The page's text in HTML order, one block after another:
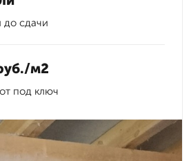
до сдачи
м2
под ключ